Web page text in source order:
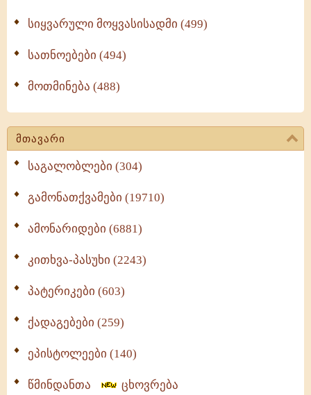
სიყვარული მოყვასისადმი (499)
სათნოებები (494)
მოთმინება (488)
მთავარი
საგალობლები (304)
გამონათქვამები (19710)
ამონარიდები (6881)
კითხვა-პასუხი (2243)
პატერიკები (603)
ქადაგებები (259)
ეპისტოლეები (140)
წმინდანთა ცხოვრება